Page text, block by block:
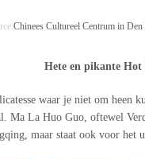
Chinees Cultureel Centrum in Den
Hete en pikante Hot
waar je niet om heen
Ma La Huo Guo, oftewel
maar staat ook voor het